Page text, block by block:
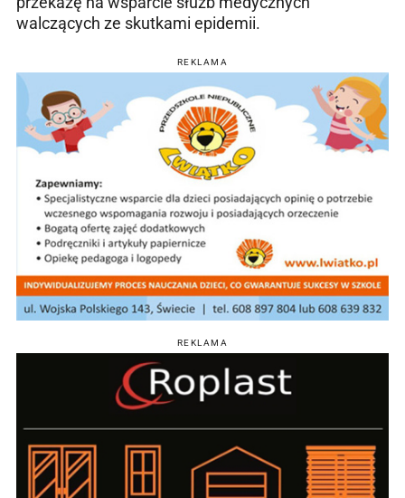
walczących ze skutkami epidemii.
REKLAMA
REKLAMA